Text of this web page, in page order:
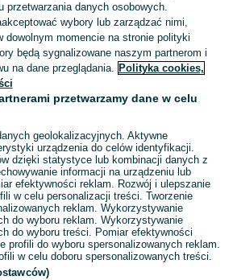
mieszkańców, a stopa bezrobocia w mieście
Poznaniu zapewnia przemysł (to ponad 21%
internetowych,
specjalizacje),
danych,
sprawia jednocześnie, że w Poznaniu nie
w Poznaniu – kto ile zarabia?
brutto w Poznaniu wynosi około
– informacja i komunikacja,
– ubezpieczenia i nieruchomości,
otrzymują z kolei pracownicy związani z
przetwarzania danych osobowych.
wybory lub zarządzać nimi,
dowolnym momencie na stronie polityki
będą sygnalizowane naszym partnerom i
na dane przeglądania. Polityka cookies,
przetwarzamy dane w celu
geolokalizacyjnych. Aktywne
urządzenia do celów identyfikacji.
dzięki statystyce lub kombinacji danych z
informacji na urządzeniu lub
efektywności reklam. Rozwój i ulepszanie
w celu personalizacji treści. Tworzenie
reklam. Wykorzystywanie
do wyboru reklam. Wykorzystywanie
do wyboru treści. Pomiar efektywności
profili do wyboru spersonalizowanych reklam.
w celu doboru spersonalizowanych treści.